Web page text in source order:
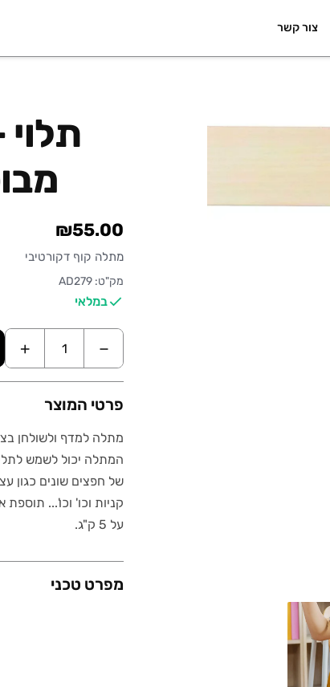
צור קשר
₪55.00
מתלה קוף דקורטיבי
מק"ט: AD279
במלאי
−
+
פרטי המוצר
מתלה למדף ולשולחן
המתלה יכול לשמש
של חפצים שונים כגון
קניות וכו' וכו'...
על 5 ק"ג.
מפרט טכני